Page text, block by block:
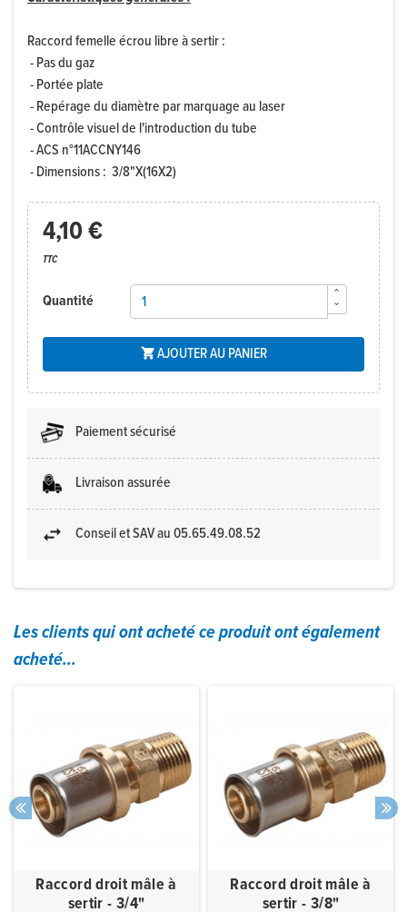
Raccord femelle écrou libre à sertir :
- Pas du gaz
- Portée plate
- Repérage du diamètre par marquage au laser
- Contrôle visuel de l'introduction du tube
- ACS n°11ACCNY146
- Dimensions : 3/8"X(16X2)
4,10 €
TTC
Quantité
AJOUTER AU PANIER
Paiement sécurisé
Livraison assurée
Conseil et SAV au 05.65.49.08.52
Les clients qui ont acheté ce produit ont également
acheté...
Raccord droit mâle à
sertir - 3/4"
Raccord droit mâle à
sertir - 3/8"